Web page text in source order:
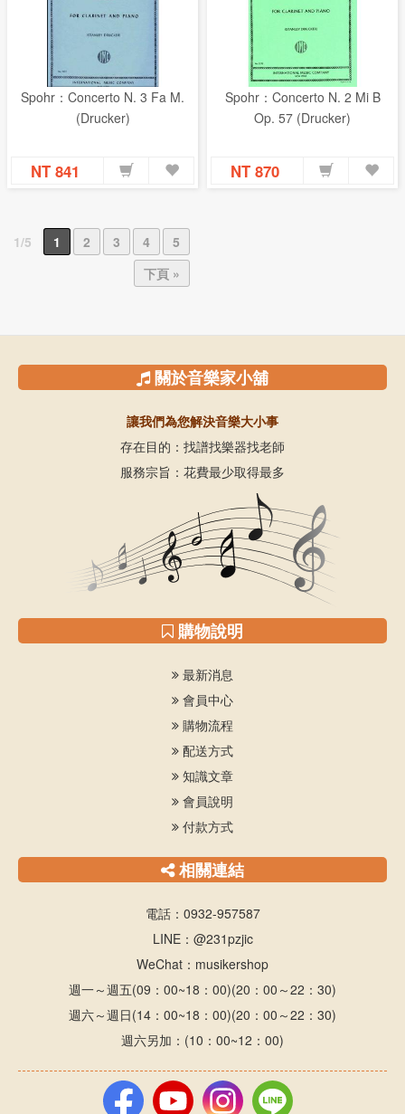
Spohr：Concerto N. 3 Fa M.
(Drucker)
NT 841
Spohr：Concerto N. 2 Mi B
Op. 57 (Drucker)
NT 870
1/5 1 2 3 4
5
下頁 »
關於音樂家小舖
讓我們為您解決音樂大小事
存在目的：找譜找樂器找老師
服務宗旨：花費最少取得最多
購物說明
最新消息
會員中心
購物流程
配送方式
知識文章
會員說明
付款方式
相關連結
電話：0932-957587
LINE：@231pzjic
WeChat：musikershop
週一～週五(09：00~18：00)(20：00～22：30)
週六～週日(14：00~18：00)(20：00～22：30)
週六另加：(10：00~12：00)